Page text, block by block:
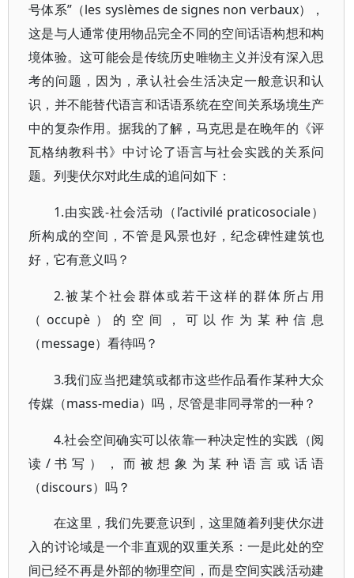
号体系”（les syslèmes de signes non verbaux），
这是与人通常使用物品完全不同的空间话语构想和构
境体验。这可能会是传统历史唯物主义并没有深入思
考的问题，因为，承认社会生活决定一般意识和认
识，并不能替代语言和话语系统在空间关系场境生产
中的复杂作用。据我的了解，马克思是在晚年的《评
瓦格纳教科书》中讨论了语言与社会实践的关系问
题。列斐伏尔对此生成的追问如下：
1.由实践-社会活动（l’activilé praticosociale）
所构成的空间，不管是风景也好，纪念碑性建筑也
好，它有意义吗？
2.被某个社会群体或若干这样的群体所占用
（occupè）的空间，可以作为某种信息
（message）看待吗？
3.我们应当把建筑或都市这些作品看作某种大众
传媒（mass-media）吗，尽管是非同寻常的一种？
4.社会空间确实可以依靠一种决定性的实践（阅
读/书写），而被想象为某种语言或话语
（discours）吗？
在这里，我们先要意识到，这里随着列斐伏尔进
入的讨论域是一个非直观的双重关系：一是此处的空
间已经不再是外部的物理空间，而是空间实践活动建